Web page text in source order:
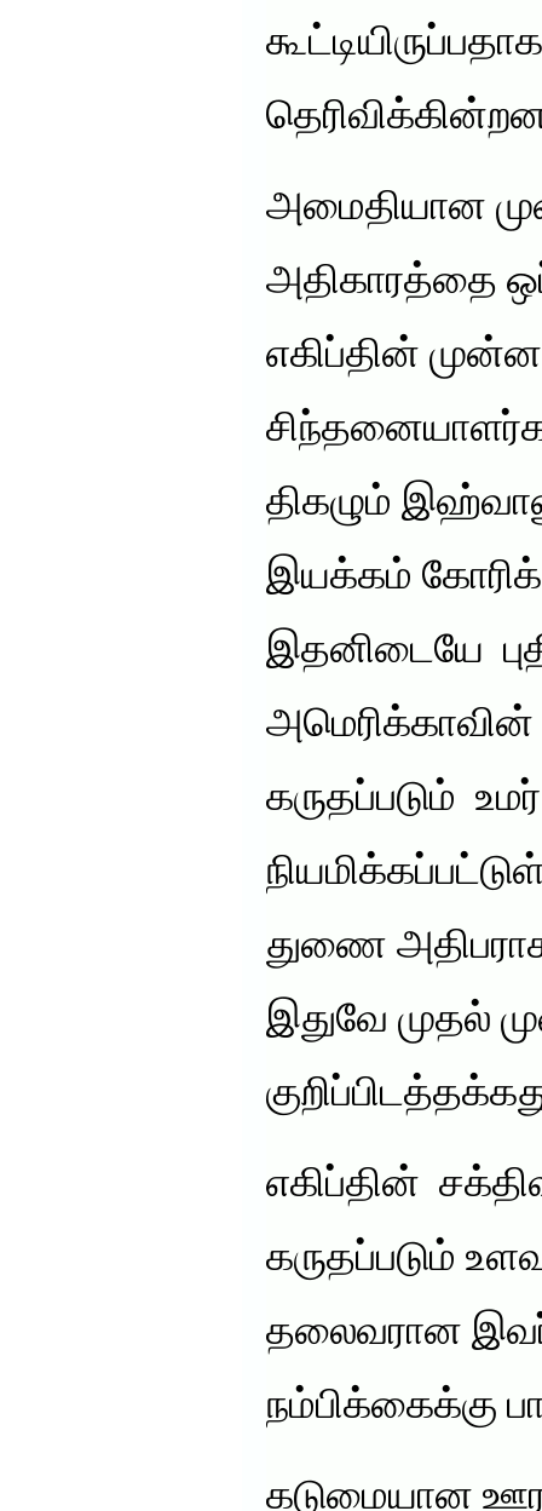
அமைதியான
அதிகாரத்தை
எகிப்தின்
திகழும்
இயக்கம்
இதனிடையே
கருதப்படும்
துணை
இதுவே முதல்
எகிப்தின்
கருதப்படும்
தலைவரான
நம்பிக்கைக்கு
கடுமையான